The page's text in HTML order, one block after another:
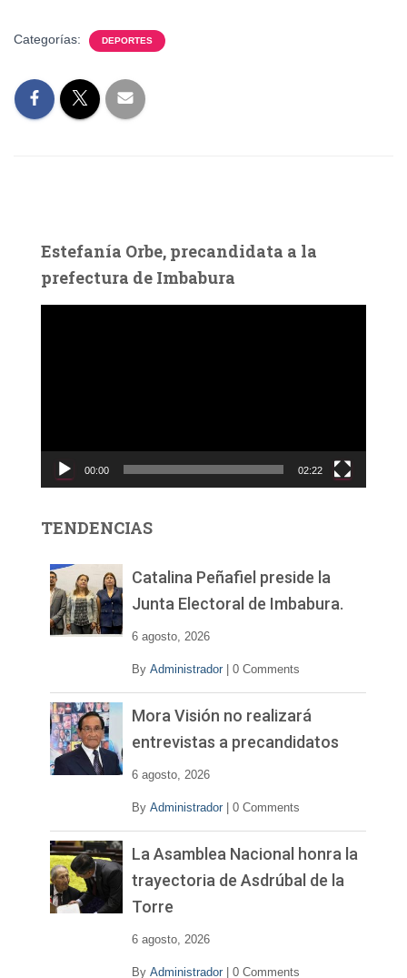
Categorías: DEPORTES
Estefanía Orbe, precandidata a la
prefectura de Imbabura
c
d
00:00 02:22
TENDENCIAS
Catalina Peñafiel preside la
Junta Electoral de Imbabura.
6 agosto, 2026
By Administrador 0 Comments
Mora Visión no realizará
entrevistas a precandidatos
6 agosto, 2026
By Administrador 0 Comments
La Asamblea Nacional honra la
trayectoria de Asdrúbal de la
Torre
6 agosto, 2026
By Administrador 0 Comments